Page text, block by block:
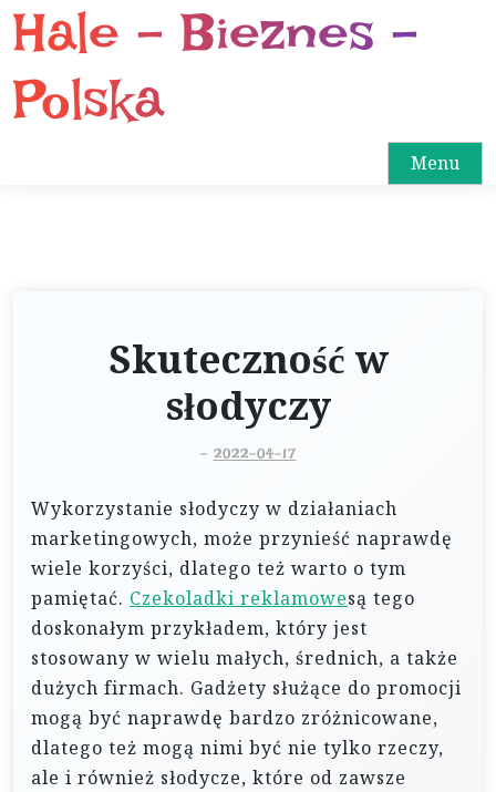
Hale – Bieznes –
Polska
Menu
Skuteczność w
słodyczy
- 2022-04-17
Wykorzystanie słodyczy w działaniach
marketingowych, może przynieść naprawdę
wiele korzyści, dlatego też warto o tym
pamiętać. Czekoladki reklamowesą tego
doskonałym przykładem, który jest
stosowany w wielu małych, średnich, a także
dużych firmach. Gadżety służące do promocji
mogą być naprawdę bardzo zróżnicowane,
dlatego też mogą nimi być nie tylko rzeczy,
ale i również słodycze, które od zawsze